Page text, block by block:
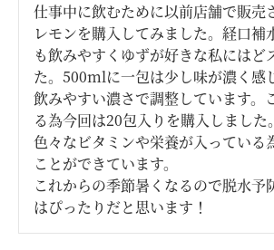
仕事中に飲むために以前店舗で販売
レモンを購入してみました。経口補
も飲みやすくゆずが好きな私にはど
た。500mlに一包は少し味が濃く感
飲みやすい濃さで調整しています。
る為今回は20包入りを購入しました。
色々なビタミンや栄養が入っている
ことができています。
これからの季節暑くなるので脱水予
はぴったりだと思います！